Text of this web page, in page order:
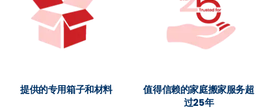
提供的专用箱子和材料
值得信赖的家庭搬家服务超
过25年